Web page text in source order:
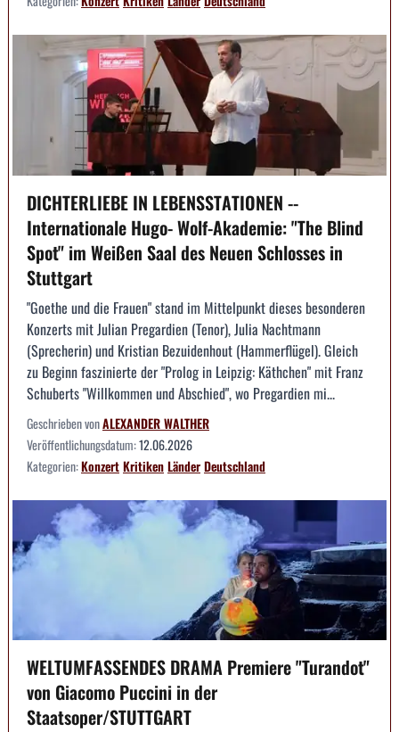
DICHTERLIEBE IN LEBENSSTATIONEN --
Internationale Hugo- Wolf-Akademie: "The Blind
Spot" im Weißen Saal des Neuen Schlosses in
Stuttgart
"Goethe und die Frauen" stand im Mittelpunkt dieses besonderen
Konzerts mit Julian Pregardien (Tenor), Julia Nachtmann
(Sprecherin) und Kristian Bezuidenhout (Hammerflügel). Gleich
zu Beginn faszinierte der "Prolog in Leipzig: Käthchen" mit Franz
Schuberts "Willkommen und Abschied", wo Pregardien mi...
Geschrieben vonALEXANDER WALTHER
Veröffentlichungsdatum:12.06.2026
Kategorien:KonzertKritikenLänderDeutschland
WELTUMFASSENDES DRAMA Premiere "Turandot"
von Giacomo Puccini in der
Staatsoper/STUTTGART